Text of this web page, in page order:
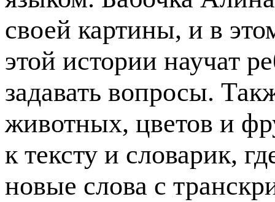
своей картины, и в
этой истории научат
задавать вопросы.
животных, цветов и
к тексту и словарик,
новые слова с